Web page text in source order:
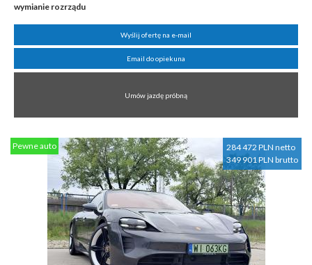
wymianie rozrządu
Wyślij ofertę na e-mail
Email do opiekuna
Umów jazdę próbną
284 472 PLN netto
349 901 PLN brutto
Pewne auto